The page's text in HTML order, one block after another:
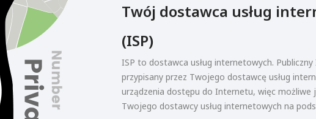
Twój dostawca usług
(ISP)
ISP to dostawca usług internetowych.
przypisany przez Twojego dostawcę usług
urządzenia dostępu do Internetu, więc możliwe
Twojego dostawcy usług internetowych na